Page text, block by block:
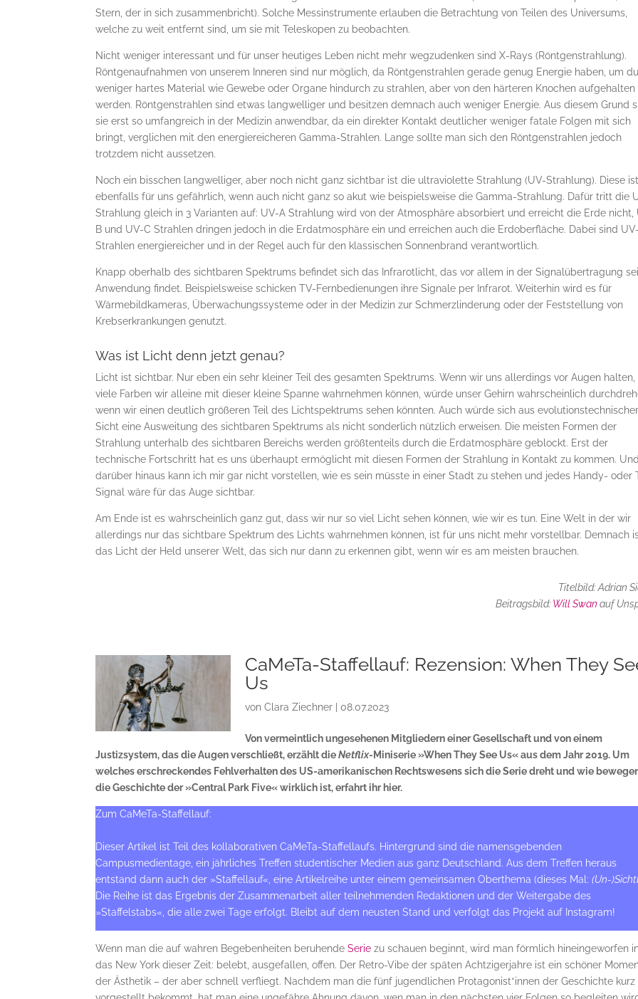
Stern, der in sich zusammenbricht). Solche Messinstrumente erlauben die Betrachtung von Teilen des Universums,
welche zu weit entfernt sind, um sie mit Teleskopen zu beobachten.
Nicht weniger interessant und für unser heutiges Leben nicht mehr wegzudenken sind X-Rays (Röntgenstrahlung).
Röntgenaufnahmen von unserem Inneren sind nur möglich, da Röntgenstrahlen gerade genug Energie haben, um
weniger hartes Material wie Gewebe oder Organe hindurch zu strahlen, aber von den härteren Knochen aufgehalten
werden. Röntgenstrahlen sind etwas langwelliger und besitzen demnach auch weniger Energie. Aus diesem Grund
sie erst so umfangreich in der Medizin anwendbar, da ein direkter Kontakt deutlicher weniger fatale Folgen mit sich
bringt, verglichen mit den energiereicheren Gamma-Strahlen. Lange sollte man sich den Röntgenstrahlen jedoch
trotzdem nicht aussetzen.
Noch ein bisschen langwelliger, aber noch nicht ganz sichtbar ist die ultraviolette Strahlung (UV-Strahlung). Diese ist
ebenfalls für uns gefährlich, wenn auch nicht ganz so akut wie beispielsweise die Gamma-Strahlung. Dafür tritt die
Strahlung gleich in 3 Varianten auf: UV-A Strahlung wird von der Atmosphäre absorbiert und erreicht die Erde nicht,
B und UV-C Strahlen dringen jedoch in die Erdatmosphäre ein und erreichen auch die Erdoberfläche. Dabei sind
Strahlen energiereicher und in der Regel auch für den klassischen Sonnenbrand verantwortlich.
Knapp oberhalb des sichtbaren Spektrums befindet sich das Infrarotlicht, das vor allem in der Signalübertragung
Anwendung findet. Beispielsweise schicken TV-Fernbedienungen ihre Signale per Infrarot. Weiterhin wird es für
Wärmebildkameras, Überwachungssysteme oder in der Medizin zur Schmerzlinderung oder der Feststellung von
Krebserkrankungen genutzt.
Was ist Licht denn jetzt genau?
Licht ist sichtbar. Nur eben ein sehr kleiner Teil des gesamten Spektrums. Wenn wir uns allerdings vor Augen halten,
viele Farben wir alleine mit dieser kleine Spanne wahrnehmen können, würde unser Gehirn wahrscheinlich
wenn wir einen deutlich größeren Teil des Lichtspektrums sehen könnten. Auch würde sich aus evolutionstechnischer
Sicht eine Ausweitung des sichtbaren Spektrums als nicht sonderlich nützlich erweisen. Die meisten Formen der
Strahlung unterhalb des sichtbaren Bereichs werden größtenteils durch die Erdatmosphäre geblockt. Erst der
technische Fortschritt hat es uns überhaupt ermöglicht mit diesen Formen der Strahlung in Kontakt zu kommen. Und
darüber hinaus kann ich mir gar nicht vorstellen, wie es sein müsste in einer Stadt zu stehen und jedes Handy- oder
Signal wäre für das Auge sichtbar.
Am Ende ist es wahrscheinlich ganz gut, dass wir nur so viel Licht sehen können, wie wir es tun. Eine Welt in der wir
allerdings nur das sichtbare Spektrum des Lichts wahrnehmen können, ist für uns nicht mehr vorstellbar. Demnach
das Licht der Held unserer Welt, das sich nur dann zu erkennen gibt, wenn wir es am meisten brauchen.
Titelbild: Adrian
Beitragsbild:Will Swan auf
CaMeTa-Staffellauf: Rezension: When They
Us
vonClara Ziechner |08.07.2023
Von vermeintlich ungesehenen Mitgliedern einer Gesellschaft und von einem
Justizsystem, das die Augen verschließt, erzählt dieNetflix-Miniserie »When They See Us« aus dem Jahr 2019. Um
welches erschreckendes Fehlverhalten des US-amerikanischen Rechtswesens sich die Serie dreht und wie
die Geschichte der »Central Park Five« wirklich ist, erfahrt ihr hier.
Zum CaMeTa-Staffellauf:
Dieser Artikel ist Teil des kollaborativen CaMeTa-Staffellaufs. Hintergrund sind die namensgebenden
Campusmedientage, ein jährliches Treffen studentischer Medien aus ganz Deutschland. Aus dem Treffen heraus
entstand dann auch der »Staffellauf«, eine Artikelreihe unter einem gemeinsamen Oberthema (dieses Mal:(Un-
Die Reihe ist das Ergebnis der Zusammenarbeit aller teilnehmenden Redaktionen und der Weitergabe des
»Staffelstabs«, die alle zwei Tage erfolgt. Bleibt auf dem neusten Stand und verfolgt das Projekt auf Instagram!
Wenn man die auf wahren Begebenheiten beruhendeSerie zu schauen beginnt, wird man förmlich hineingeworfen
das New York dieser Zeit: belebt, ausgefallen, offen. Der Retro-Vibe der späten Achtzigerjahre ist ein schöner
der Ästhetik – der aber schnell verfliegt. Nachdem man die fünf jugendlichen Protagonist*innen der Geschichte kurz